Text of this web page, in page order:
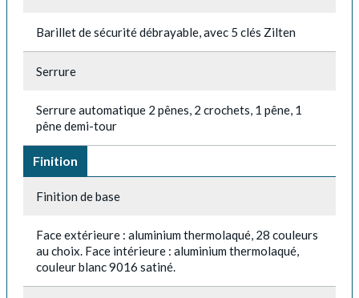
Barillet de sécurité débrayable, avec 5 clés Zilten
Serrure
Serrure automatique 2 pênes, 2 crochets, 1 pêne, 1
pêne demi-tour
Finition
Finition de base
Face extérieure : aluminium thermolaqué, 28 couleurs
au choix. Face intérieure : aluminium thermolaqué,
couleur blanc 9016 satiné.